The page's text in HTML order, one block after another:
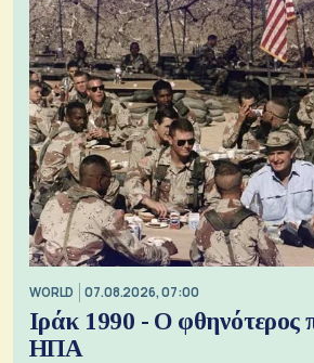
WORLD 07.08.2026, 07:00
Ιράκ 1990 - Ο φθηνότερος
ΗΠΑ